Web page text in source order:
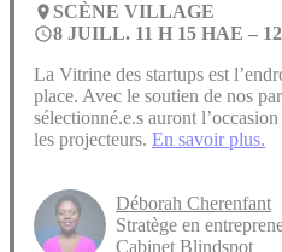
place SCÈNE VILLAGE
access_time8 JUILL. 11 H 15 HAE –
La Vitrine des startups est
place. Avec le soutien de nos
sélectionné.e.s auront
les projecteurs. En savoir plus.
Déborah Cherenfant
Stratège en
Cabinet Blindspot